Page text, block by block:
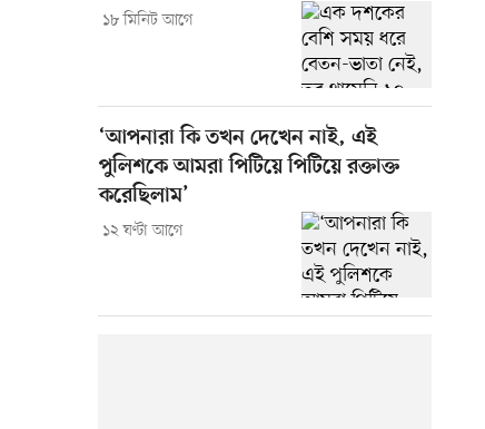
১৮ মিনিট আগে
‘আপনারা কি তখন দেখেন নাই, এই
পুলিশকে আমরা পিটিয়ে পিটিয়ে রক্তাক্ত
করেছিলাম’
১২ ঘণ্টা আগে